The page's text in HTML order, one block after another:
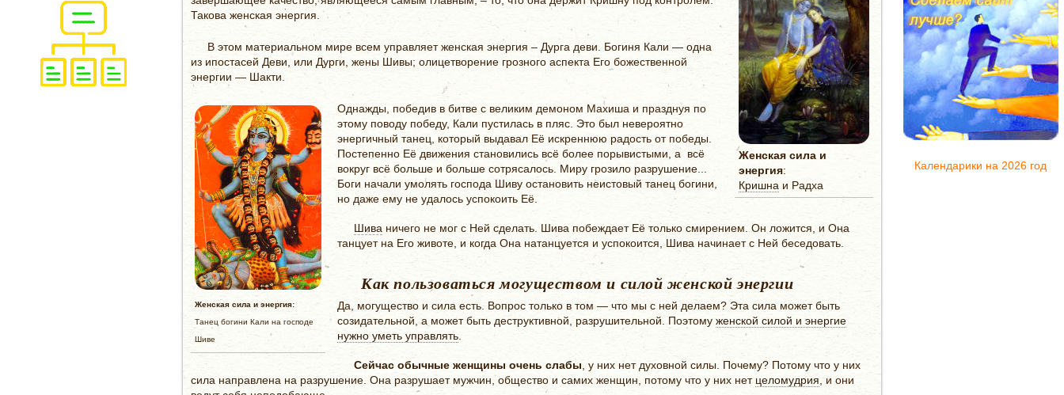
Женская сила и
энергия:
Кришна и Радха
Такова женская энергия.
В этом материальном мире всем управляет женская энергия – Дурга деви. Богиня Кали — одна
из ипостасей Деви, или Дурги, жены Шивы; олицетворение грозного аспекта Его божественной
энергии — Шакти.
Женская сила и энергия:
Танец богини Кали на господе
Шиве
Однажды, победив в битве с великим демоном Махиша и празднуя по
этому поводу победу, Кали пустилась в пляс. Это был невероятно
энергичный танец, который выдавал Её искреннюю радость от победы.
Постепенно Её движения становились всё более порывистыми, а всё
вокруг всё больше и больше сотрясалось. Миру грозило разрушение...
Боги начали умолять господа Шиву остановить неистовый танец богини,
но даже ему не удалось успокоить Её.
Шива ничего не мог с Ней сделать. Шива побеждает Её только смирением. Он ложится, и Она
танцует на Его животе, и когда Она натанцуется и успокоится, Шива начинает с Ней беседовать.
Как пользоваться могуществом и силой женской энергии
Да, могущество и сила есть. Вопрос только в том — что мы с ней делаем? Эта сила может быть
созидательной, а может быть деструктивной, разрушительной. Поэтому женской силой и энергие
нужно уметь управлять
Сейчас обычные женщины очень слабы , у них нет духовной силы. Почему? Потому что у них
сила направлена на разрушение. Она разрушает мужчин, общество и самих женщин, потому что у них нет целомудрия , и они
Календарики на 2026 год